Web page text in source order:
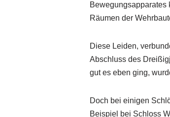
Bewegungsapparates
Räumen der
Diese Leiden,
Abschluss des
gut es eben ging,
Doch bei einigen
Beispiel bei Schloss